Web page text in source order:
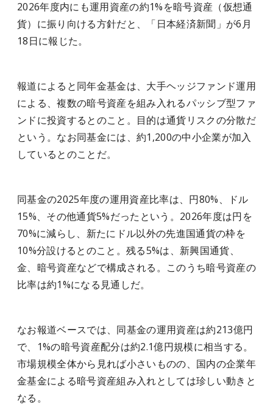
2026年度内にも運用資産の約1%を暗号資産（仮想通
貨）に振り向ける方針だと、「日本経済新聞」が6月
18日に報じた。
報道によると同年金基金は、大手ヘッジファンド運用
による、複数の暗号資産を組み入れるパッシブ型ファ
ンドに投資するとのこと。目的は通貨リスクの分散だ
という。なお同基金には、約1,200の中小企業が加入
しているとのことだ。
同基金の2025年度の運用資産比率は、円80%、ドル
15%、その他通貨5%だったという。2026年度は円を
70%に減らし、新たにドル以外の先進国通貨の枠を
10%分設けるとのこと。残る5%は、新興国通貨、
金、暗号資産などで構成される。このうち暗号資産の
比率は約1%になる見通しだ。
なお報道ベースでは、同基金の運用資産は約213億円
で、1%の暗号資産配分は約2.1億円規模に相当する。
市場規模全体から見れば小さいものの、国内の企業年
金基金による暗号資産組み入れとしては珍しい動きと
なる。